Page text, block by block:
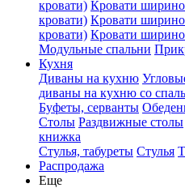
кровати) Кровати
кровати) Кровати
кровати) Кровати
Модульные спальни
Кухня
Диваны на кухню
диваны на кухню со
Буфеты, серванты
Столы Раздвижные столы
книжка
Стулья, табуреты Стулья
Распродажа
Еще